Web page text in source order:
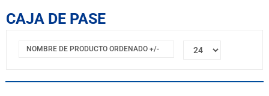
CAJA DE PASE
NOMBRE DE PRODUCTO ORDENADO +/-